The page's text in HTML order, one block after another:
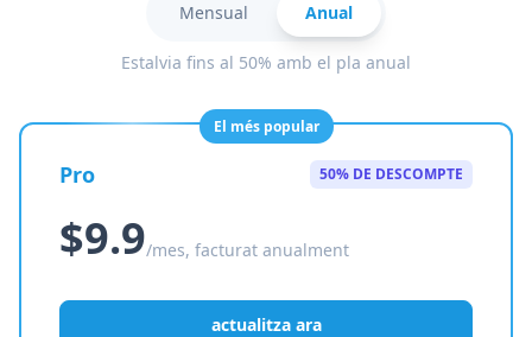
Mensual Anual
Estalvia fins al 50% amb el pla anual
El més popular
Pro 50% DE DESCOMPTE
$9.9/mes, facturat anualment
actualitza ara